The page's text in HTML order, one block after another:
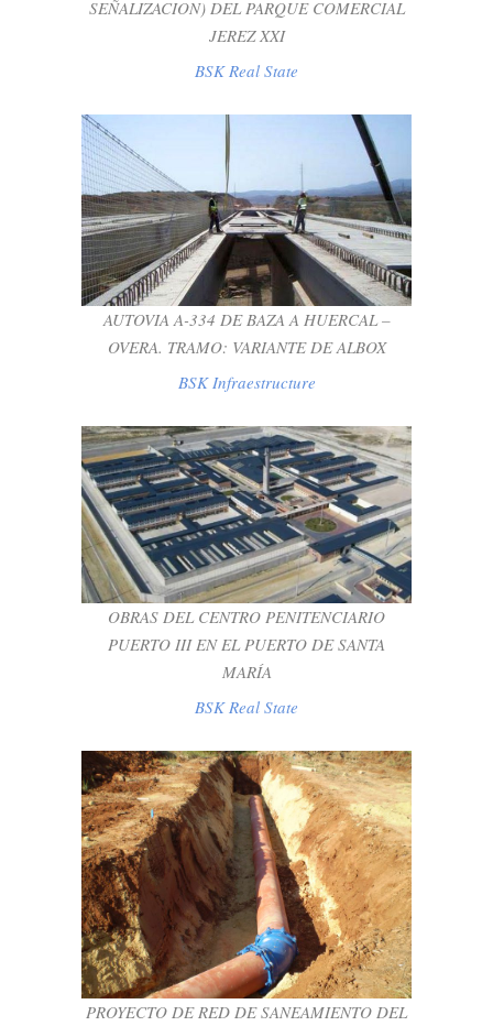
SEÑALIZACION) DEL PARQUE COMERCIAL
JEREZ XXI
BSK Real State
AUTOVIA A-334 DE BAZA A HUERCAL –
OVERA. TRAMO: VARIANTE DE ALBOX
BSK Infraestructure
AUTOVIA A-334 DE BAZA A HUERCAL –
OVERA. TRAMO: VARIANTE DE ALBOX
BSK Infraestructure
OBRAS DEL CENTRO PENITENCIARIO
PUERTO III EN EL PUERTO DE SANTA
MARÍA
BSK Real State
OBRAS DEL CENTRO PENITENCIARIO
PUERTO III EN EL PUERTO DE SANTA
MARÍA
BSK Real State
PROYECTO DE RED DE SANEAMIENTO
DEL ENTORNO DE DOÑANA FASE III
BSK ENVIRONMENT
BSK Enviroment
PROYECTO DE RED DE SANEAMIENTO DEL